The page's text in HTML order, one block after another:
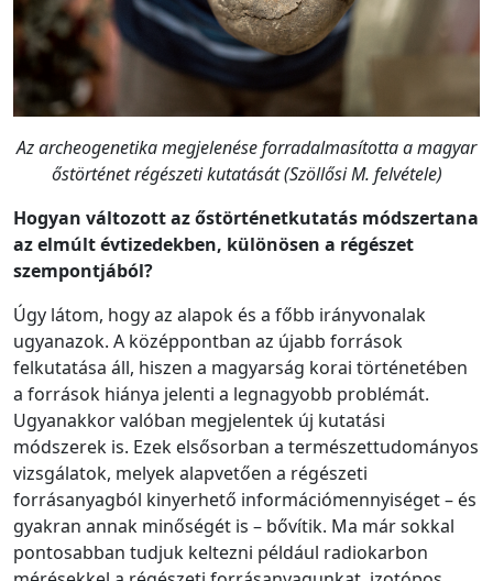
Az archeogenetika megjelenése forradalmasította a magyar
őstörténet régészeti kutatását (Szöllősi M. felvétele)
Hogyan változott az őstörténetkutatás módszertana
az elmúlt évtizedekben, különösen a régészet
szempontjából?
Úgy látom, hogy az alapok és a főbb irányvonalak
ugyanazok. A középpontban az újabb források
felkutatása áll, hiszen a magyarság korai történetében
a források hiánya jelenti a legnagyobb problémát.
Ugyanakkor valóban megjelentek új kutatási
módszerek is. Ezek elsősorban a természettudományos
vizsgálatok, melyek alapvetően a régészeti
forrásanyagból kinyerhető információmennyiséget – és
gyakran annak minőségét is – bővítik. Ma már sokkal
pontosabban tudjuk keltezni például radiokarbon